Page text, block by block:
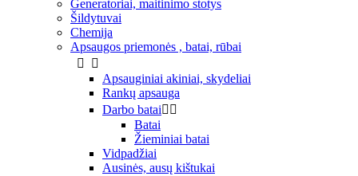
Generatoriai, maitinimo stotys
Šildytuvai
Chemija
Apsaugos priemonės , batai, rūbai


Apsauginiai akiniai, skydeliai
Rankų apsauga
Darbo batai 
Batai
Žieminiai batai
Vidpadžiai
Ausinės, ausų kištukai